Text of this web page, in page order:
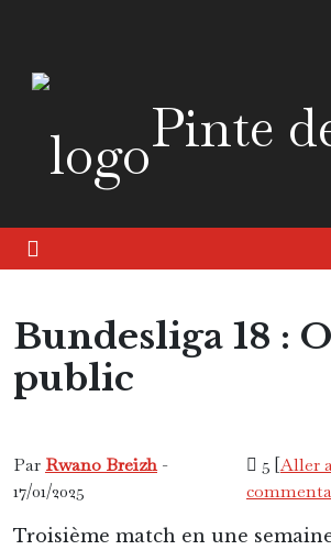
Pinte
Bundesliga 18 :
public
Continent
Par Rwano Breizh -
17/01/2025
5 [Aller
Troisième match en une